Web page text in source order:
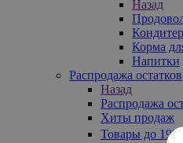
Назад
Корма
Напитки
Распродажа остатков
Назад
Распродажа
Хиты продаж
Товары до 199₽